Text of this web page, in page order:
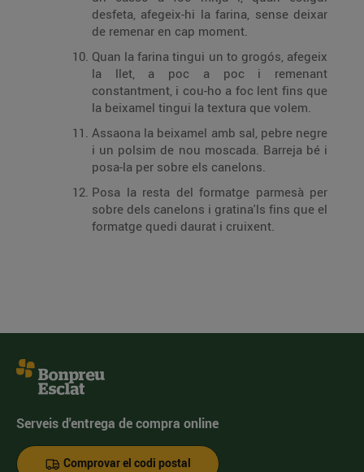
desfeta, afegeix-hi la farina, sense deixar
de remenar en cap moment.
Quan la farina tingui un to grogós, afegeix
la llet, a poc a poc i remenant
constantment, i cou-ho a foc lent fins que
la beixamel tingui la textura que volem.
Assaona la beixamel amb sal, pebre negre
i un polsim de nou moscada. Barreja bé i
posa-la per sobre els canelons.
Posa la resta del formatge parmesà per
sobre dels canelons i gratina'ls fins que el
formatge quedi daurat i cruixent.
Serveis d'entrega de compra online
Comprovar el codi postal